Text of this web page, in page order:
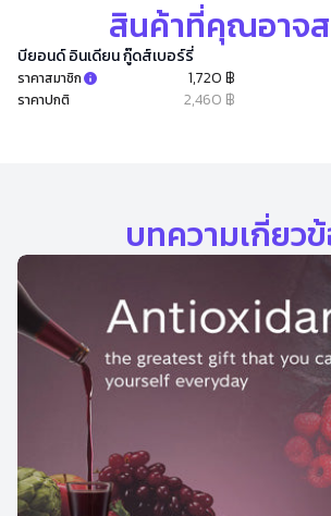
สินค้าที่คุณอาจส
บียอนด์ อินเดียน กู๊ดส์เบอร์รี่
ราคาสมาชิก 1,720 ฿
ราคาปกติ 2,460 ฿
บทความเกี่ยว